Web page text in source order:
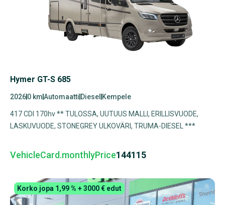
Hymer GT-S 685
20260 kmAutomaatti Diesel Kempele
417 CDI 170hv ** TULOSSA, UUTUUS MALLI, ERILLISVUODE,
LASKUVUODE, STONEGREY ULKOVÄRI, TRUMA-DIESEL ***
VehicleCard.monthlyPrice144115
Korko jopa 1,99 % + 3000 € edut